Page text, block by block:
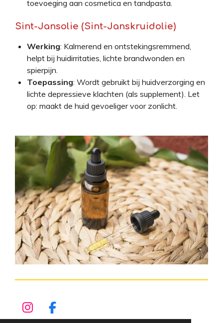
toevoeging aan cosmetica en tandpasta.
Sint-Jansolie (Sint-Janskruidolie)
Werking: Kalmerend en ontstekingsremmend,
helpt bij huidirritaties, lichte brandwonden en
spierpijn.
Toepassing: Wordt gebruikt bij huidverzorging en
lichte depressieve klachten (als supplement). Let
op: maakt de huid gevoeliger voor zonlicht.
I
F